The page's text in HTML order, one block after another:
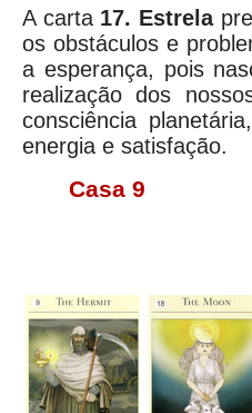
A carta 17. Estrela
os obstáculos e
a esperança, pois
realização dos
consciência
energia e satisfação.
Casa 9